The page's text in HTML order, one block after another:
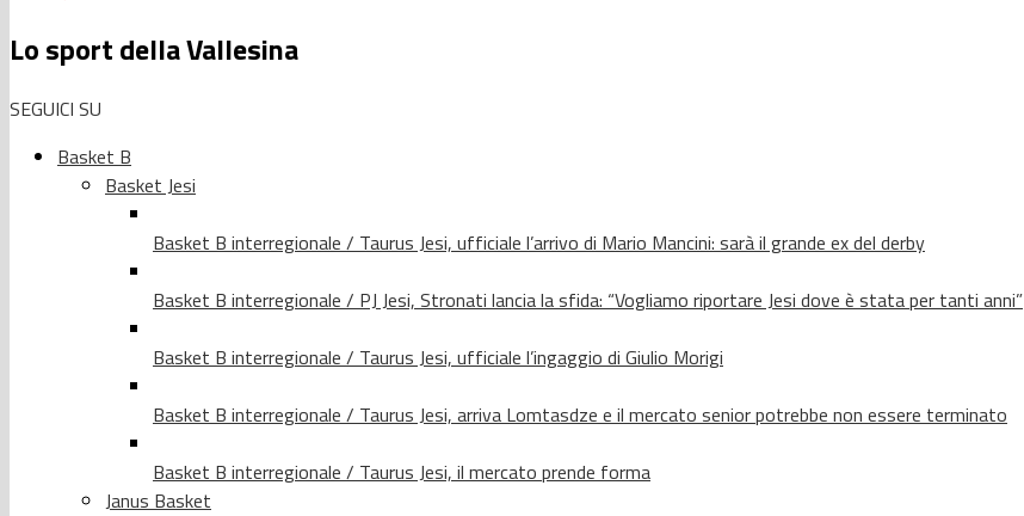
Lo sport della Vallesina
SEGUICI SU
Basket B
Basket Jesi
Basket B interregionale / Taurus Jesi, ufficiale l’arrivo di Mario Mancini: sarà il grande ex del derby
Basket B interregionale / PJ Jesi, Stronati lancia la sfida: “Vogliamo riportare Jesi dove è stata per tanti anni”
Basket B interregionale / Taurus Jesi, ufficiale l’ingaggio di Giulio Morigi
Basket B interregionale / Taurus Jesi, arriva Lomtasdze e il mercato senior potrebbe non essere terminato
Basket B interregionale / Taurus Jesi, il mercato prende forma
Janus Basket